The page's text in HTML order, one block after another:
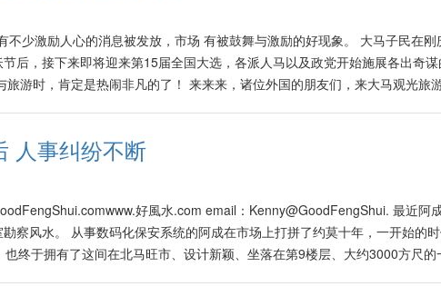
年里）、在客厅的东方范围里摆设一些涂上红或紫色的装饰品，可以帮助减
、北方位 避免种植有刺或攀藤花卉 为了常保家庭成员的人缘与贵人运，家中
在正东、南、西、北的方位，必须避免种植有刺或攀藤的花卉，如玫瑰花、
这类些植物会激发烂桃花的产生。此外，上述方位也必须避免摆设带有暧昧气
的人，在2023年里比较容易红鸾星动、爱情得意，因此不时有结婚、生子
怀孕。想催动良好的爱情风水，可以帮助未婚女生，早日遇上好男人，可以
于2023年的红鸾星落在北方位，好风水建议在家中的北方位挂上一副带有浪
盏份红色的小灯，能够帮助催动遇上好的心上人。在这个方位常摆设鲜一些
也可加强良好桃花的出现。 一直以来都未遇到心上人者，自己也必须学习改
尚打扮，谈吐高雅，更能增强好桃花的出现。在2023年里，在北方位里摆设
饰品，能够提升结交新的男女朋友的机会，也能升职加薪，全年好事连连！
月，水气与财气也开始逐渐旺盛，再加上各种造势活动，可预见该段时期是极
战的，市场也将随之起伏不定。因此大部分人多采取观望态度。然而好风水
，将会有激励人心的消息发放，以营造市场被鼓舞与激励的美好现象。 姑且
字以展望未来： 日主丁 癸 甲 癸巳 巳 寅 卯 好风水将2023癸卯水兔年称为“替
。大家即将目睹以及体验各种人、事、物、公司、科技、系统等，将被许
比如说，这两年里年常被提起的“新常态”也即将被更加新的“新新”方式与科技
维与行动上改革的人，即将在这种百年一遇的大时代里落队或被淘汰！ 由此
阳历2、5以及11月份，市场将面对无数挑战与大幅度调整，因此大家必须未
转 当步入2023年“辛酉”9月份后，预计市场将有柳暗花明又一村的感觉。各
呈现吉祥如意新景象。 因此大家其实不必对过去曾面对的种种挑战，去“断
网络里常充斥着无数“专家”对未来的世界经济走势的各种“预测”，有者容易
少激励人心的消息被发放，市场 有被鼓舞与激励的好现象。 大马子民在刚
后，接下来即将迎来第15届全国大选，各派人马以及政党开始施展各出奇
游时，肯定是热闹非凡的了！ 来来来，诸位外国的朋友们，来大马观光旅
预见该段时期是极度热闹纷攘，但又带有无数挑战的，市场也将随之起伏不
2022年的11月底里，将会有不少激励人心的消息被发放，市场有被鼓舞与激
fengshui-qicaibinfendequanguodaxuan/
人事纠纷不断
好風水.com email：Kenny@GoodFengShui. 最近阿
察风水。 从事数码化保安系统的阿成在市场上打拼了约莫十年，一开始的
终于拥有了这间在北马旺市、设计新颖、坐落在第9楼层、大约3000方尺的